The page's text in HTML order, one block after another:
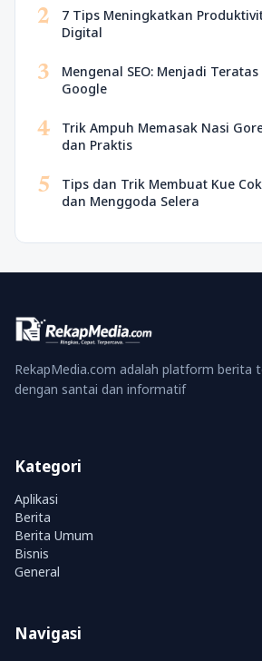
2
7 Tips Meningkatkan
Digital
3
Mengenal SEO: Menjadi
Google
4
Trik Ampuh Memasak Nasi
dan Praktis
5
Tips dan Trik Membuat Kue
dan Menggoda Selera
RekapMedia.com adalah platform berita
dengan santai dan informatif
Kategori
Aplikasi
Berita
Berita Umum
Bisnis
General
Navigasi